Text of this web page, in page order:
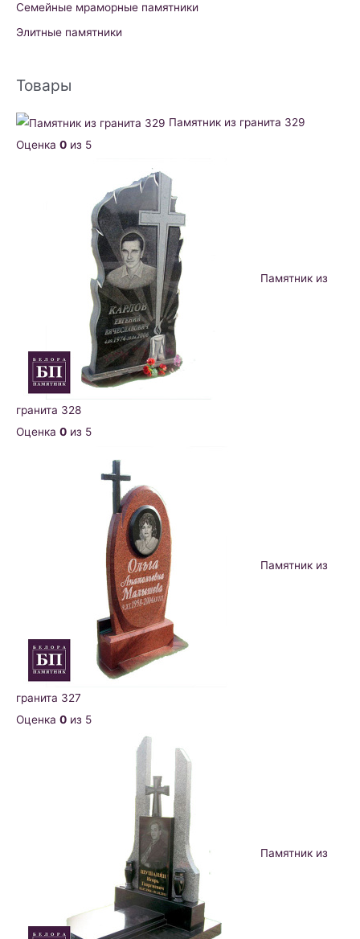
Семейные мраморные памятники
Элитные памятники
Товары
Памятник из гранита 329
Оценка 0 из 5
Памятник из
гранита 328
Оценка 0 из 5
Памятник из
гранита 327
Оценка 0 из 5
Памятник из